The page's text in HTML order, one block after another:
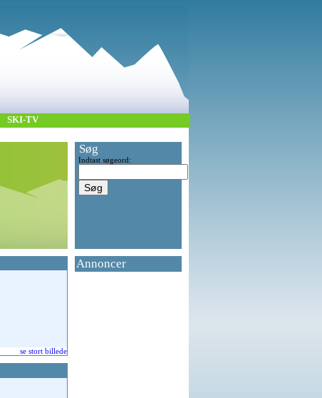
SKI-TV
se stort billede
Søg
Indtast søgeord:
Annoncer